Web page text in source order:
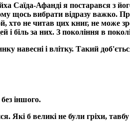
Афанді я постарався з
щось вибрати відразу важко.
хто не читав цих книг, не може
біль за них. З покоління в
навесні і влітку. Такий
іншого.
Які б великі не були гріхи,